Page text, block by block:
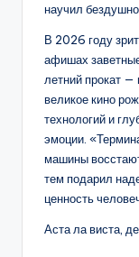
научил
В 2026 году
афишах
летний прокат —
великое кино
технологий и
эмоции.
машины
тем подарил
ценность
Аста ла виста,